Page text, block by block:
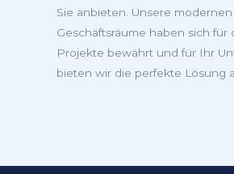
Sie anbieten. Unsere modernen
Geschäftsräume haben sich für
Projekte bewährt und für Ihr
bieten wir die perfekte Lösung